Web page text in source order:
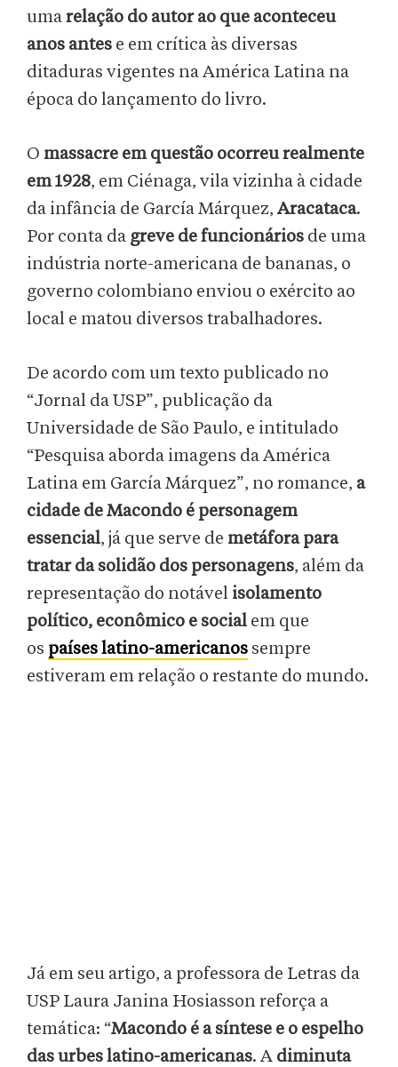
umarelação do autor ao que aconteceu
anos antes e em crítica às diversas
ditaduras vigentes na América Latina na
época do lançamento do livro.
O massacre em questão ocorreu realmente
em 1928, em Ciénaga, vila vizinha à cidade
da infância de García Márquez, Aracataca.
Por conta da greve de funcionários de uma
indústria norte-americana de bananas, o
governo colombiano enviou o exército ao
local e matou diversos trabalhadores.
De acordo com um texto publicado no
“Jornal da USP”, publicação da
Universidade de São Paulo, e intitulado
“Pesquisa aborda imagens da América
Latina em García Márquez”, no romance, a
cidade de Macondo é personagem
essencial, já que serve de metáfora para
tratar da solidão dos personagens, além da
representação do notável isolamento
político, econômico e social em que
os países latino-americanos sempre
estiveram em relação o restante do mundo.
Já em seu artigo, a professora de Letras da
USP Laura Janina Hosiasson reforça a
temática: “Macondo é a síntese e o espelho
das urbes latino-americanas. A diminuta